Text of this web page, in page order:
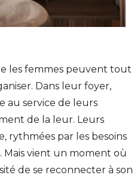
les femmes peuvent tout
Dans leur foyer,
au service de leurs
de la leur. Leurs
rythmées par les besoins
Mais vient un moment où
de se reconnecter à son